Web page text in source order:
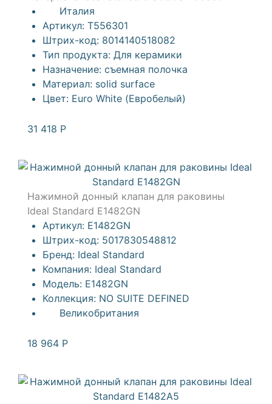
Италия
Артикул: T556301
Штрих-код: 8014140518082
Тип продукта: Для керамики
Назначение: съемная полочка
Материал: solid surface
Цвет: Euro White (Евробелый)
31 418 Р
Нажимной донный клапан для раковины
Ideal Standard E1482GN
Артикул: E1482GN
Штрих-код: 5017830548812
Бренд: Ideal Standard
Компания: Ideal Standard
Модель: E1482GN
Коллекция: NO SUITE DEFINED
Великобритания
18 964 Р